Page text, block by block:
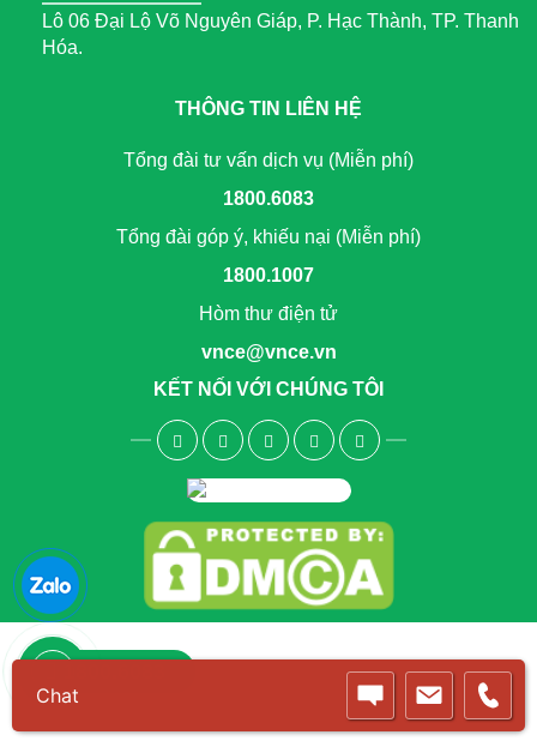
Lô 06 Đại Lộ Võ Nguyên Giáp, P. Hạc Thành, TP. Thanh
Hóa.
THÔNG TIN LIÊN HỆ
Tổng đài tư vấn dịch vụ (Miễn phí)
1800.6083
Tổng đài góp ý, khiếu nại (Miễn phí)
1800.1007
Hòm thư điện tử
vnce@vnce.vn
KẾT NỐI VỚI CHÚNG TÔI
Chat